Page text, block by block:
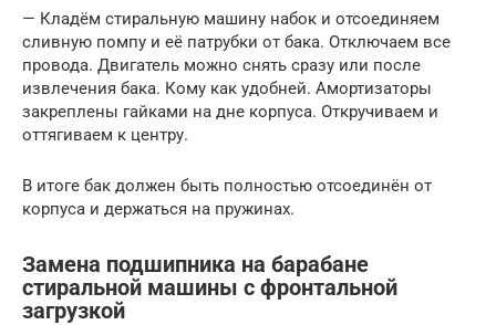
— Кладём стиральную машину набок и отсоединяем
сливную помпу и её патрубки от бака. Отключаем все
провода. Двигатель можно снять сразу или после
извлечения бака. Кому как удобней. Амортизаторы
закреплены гайками на дне корпуса. Откручиваем и
оттягиваем к центру.
В итоге бак должен быть полностью отсоединён от
корпуса и держаться на пружинах.
Замена подшипника на барабане
стиральной машины с фронтальной
загрузкой